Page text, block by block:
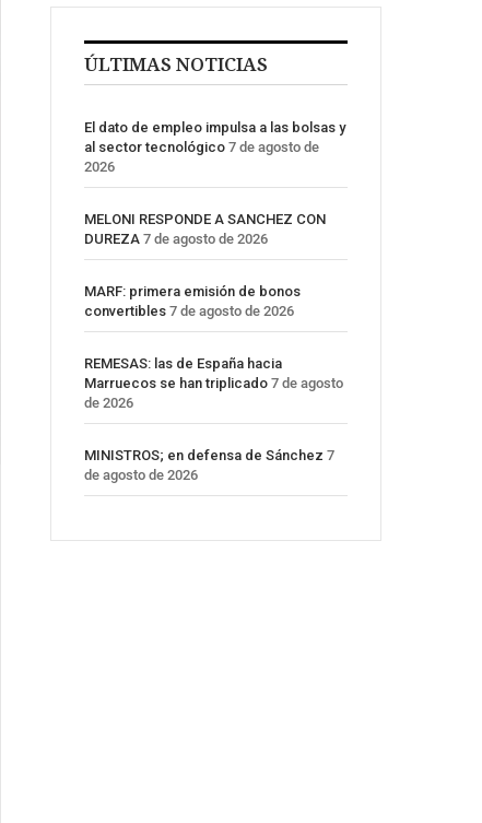
ÚLTIMAS NOTICIAS
El dato de empleo impulsa a las bolsas y
al sector tecnológico 7 de agosto de
2026
MELONI RESPONDE A SANCHEZ CON
DUREZA 7 de agosto de 2026
MARF: primera emisión de bonos
convertibles 7 de agosto de 2026
REMESAS: las de España hacia
Marruecos se han triplicado 7 de agosto
de 2026
MINISTROS; en defensa de Sánchez 7
de agosto de 2026